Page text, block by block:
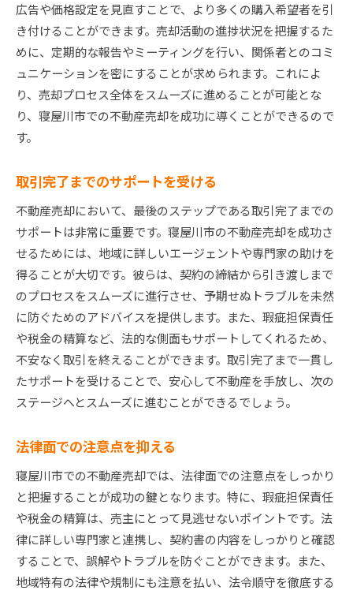
広告や価格設定を見直すことで、より多くの購入希望者を引
き付けることができます。売却活動の進捗状況を把握するた
めに、定期的な報告やミーティングを行い、関係者とのコミ
ュニケーションを密にすることが求められます。これによ
り、売却プロセス全体をスムーズに進めることが可能とな
り、寝屋川市での不動産売却を成功に導くことができるので
す。
取引完了までのサポートを受ける
不動産売却において、最後のステップである取引完了までの
サポートは非常に重要です。寝屋川市の不動産売却を成功さ
せるためには、地域に詳しいエージェントや専門家の助けを
得ることが大切です。彼らは、契約の締結から引き渡しまで
のプロセスをスムーズに進行させ、予期せぬトラブルを未然
に防ぐためのアドバイスを提供します。また、瑕疵担保責任
や税金の精算など、法的な側面もサポートしてくれるため、
不安なく取引を終えることができます。取引完了まで一貫し
たサポートを受けることで、安心して不動産を手放し、次の
ステージへとスムーズに進むことができるでしょう。
法律面での注意点を抑える
寝屋川市での不動産売却では、法律面での注意点をしっかり
と把握することが成功の鍵となります。特に、瑕疵担保責任
や税金の精算は、売主にとって見逃せないポイントです。法
律に詳しい専門家と連携し、契約書の内容をしっかりと確認
することで、誤解やトラブルを防ぐことができます。また、
地域特有の法律や規制にも注意を払い、法令順守を徹底する